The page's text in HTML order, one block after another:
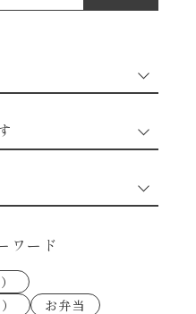
ジル
ワード
お弁当